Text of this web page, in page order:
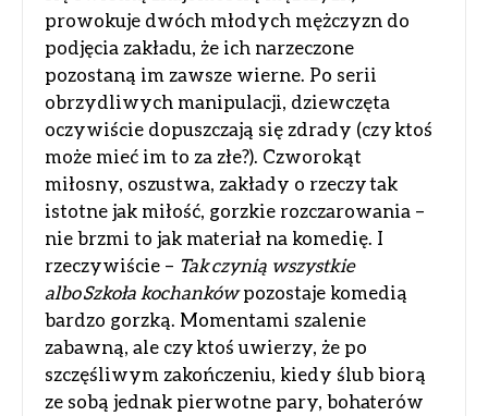
prowokuje dwóch młodych mężczyzn do
podjęcia zakładu, że ich narzeczone
pozostaną im zawsze wierne. Po serii
obrzydliwych manipulacji, dziewczęta
oczywiście dopuszczają się zdrady (czy ktoś
może mieć im to za złe?). Czworokąt
miłosny, oszustwa, zakłady o rzeczy tak
istotne jak miłość, gorzkie rozczarowania –
nie brzmi to jak materiał na komedię. I
rzeczywiście – Tak czynią wszystkie
albo Szkoła kochankówpozostaje komedią
bardzo gorzką. Momentami szalenie
zabawną, ale czy ktoś uwierzy, że po
szczęśliwym zakończeniu, kiedy ślub biorą
ze sobą jednak pierwotne pary, bohaterów